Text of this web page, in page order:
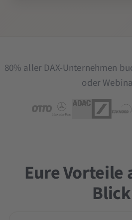
80% aller DAX-Unternehmen
oder
Eure Vorteile
Blick